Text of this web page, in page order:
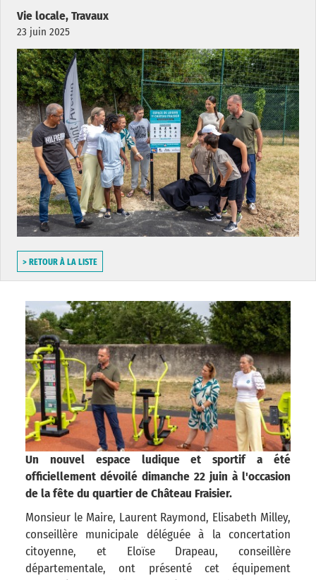
Vie locale, Travaux
23 juin 2025
> RETOUR À LA LISTE
Un nouvel espace ludique et sportif a été
officiellement dévoilé dimanche 22 juin à l'occasion
de la fête du quartier de Château Fraisier.
Monsieur le Maire, Laurent Raymond, Elisabeth Milley,
conseillère municipale déléguée à la concertation
citoyenne, et Eloïse Drapeau, conseillère
départementale, ont présenté cet équipement